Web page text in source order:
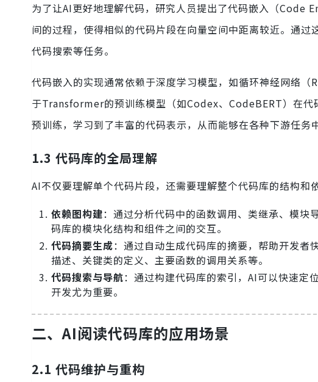
为了让AI更好地理解代码，研究人员提出了代码嵌入（Code
间的过程，使得相似的代码片段在向量空间中距离较近。通过
代码搜索等任务。
代码嵌入的实现通常依赖于深度学习模型，如循环神经网络
于Transformer的预训练模型（如Codex、CodeBERT）在
预训练，学习到了丰富的代码表示，从而能够在各种下游任务
1.3 代码库的全局理解
AI不仅要理解单个代码片段，还需要理解整个代码库的结构和
依赖图构建：通过分析代码中的函数调用、类继承、模块
码库的模块化结构和组件之间的交互。
代码摘要生成：通过自动生成代码库的摘要，帮助开发者
描述、关键类的定义、主要函数的调用关系等。
代码搜索与导航：通过构建代码库的索引，AI可以快速定
开发尤为重要。
二、AI阅读代码库的应用场景
2.1 代码维护与重构